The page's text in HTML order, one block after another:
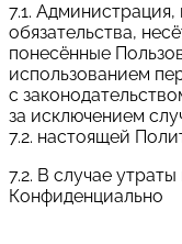
7.1.
обязательства,
понесённые
использованием
с
за исключением
7.2. настоящей
7.2. В случае
Конфиденциально